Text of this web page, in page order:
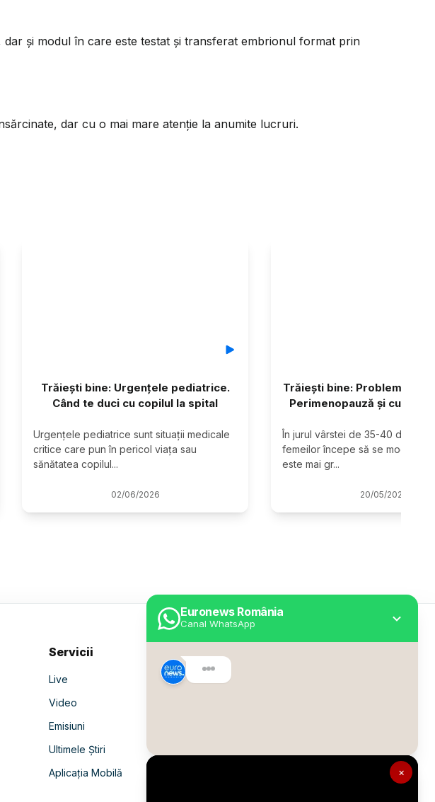
×
Euronews România
Canal WhatsApp
și modul în care este testat și transferat embrionul format prin
dar cu o mai mare atenție la anumite lucruri.
Trăiești bine: Urgențele pediatrice.
Când te duci cu copilul la spital
Urgențele pediatrice sunt situații medicale
critice care pun în pericol viața sau
sănătatea copilul...
02/06/2026
Trăiești bine: Problemele
Perimenopauză și cum
În jurul vârstei de 35-40 de ani,
femeilor începe să se modifice
este mai gr...
20/05/2026
Servicii
Live
Video
Emisiuni
Ultimele Știri
Aplicația Mobilă
Despre Euronews